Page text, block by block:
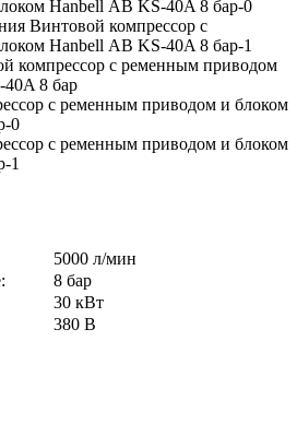
5000 л/мин
8 бар
30 кВт
380 В